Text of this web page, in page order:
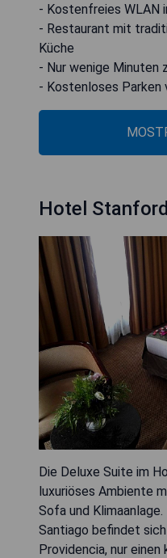
- Kostenfreies WLAN
- Restaurant mit
Küche
- Nur wenige Minuten
- Kostenloses Parken
Hotel
Die Deluxe Suite im
luxuriöses Ambiente
Sofa und
Santiago befindet
Providencia, nur